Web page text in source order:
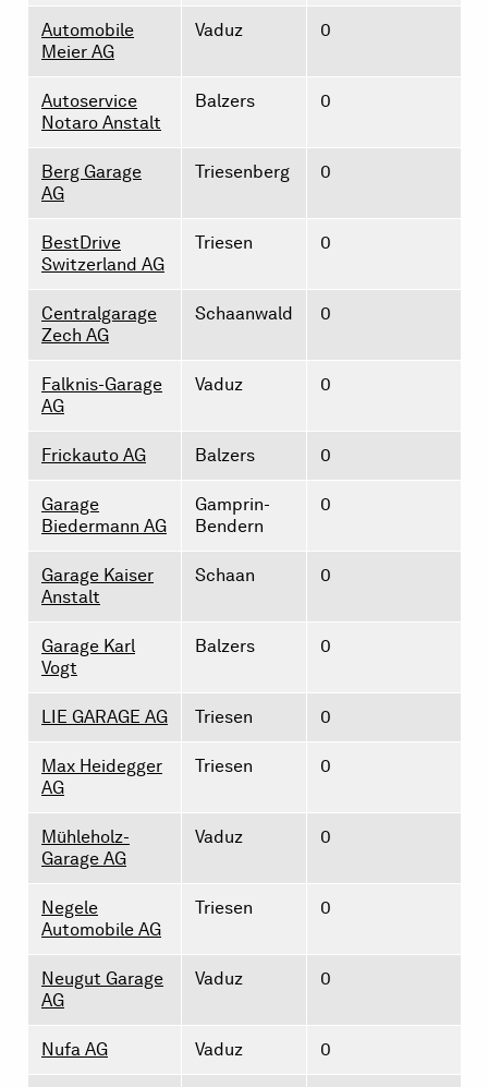
Automobile
Meier AG
Vaduz 0
Autoservice
Notaro Anstalt
Balzers 0
Berg Garage
AG
Triesenberg 0
BestDrive
Switzerland AG
Triesen 0
Centralgarage
Zech AG
Schaanwald 0
Falknis-Garage
AG
Vaduz 0
Frickauto AG Balzers 0
Garage
Biedermann AG
Gamprin-
Bendern
0
Garage Kaiser
Anstalt
Schaan 0
Garage Karl
Vogt
Balzers 0
LIE GARAGE AG Triesen 0
Max Heidegger
AG
Triesen 0
Mühleholz-
Garage AG
Vaduz 0
Negele
Automobile AG
Triesen 0
Neugut Garage
AG
Vaduz 0
Nufa AG Vaduz 0